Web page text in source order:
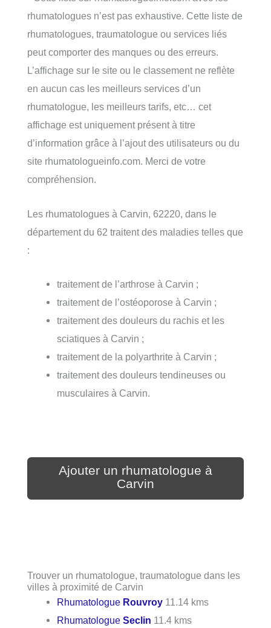
rhumatologues n’est pas exhaustive. Cette liste de
rhumatologues, traumatologue ou services liés
peut comporter des manques ou des erreurs.
L’affichage sur le site ou le classement ne reflète
en aucun cas les meilleurs services d’un
rhumatologue, les meilleurs tarifs, etc… cet
affichage est uniquement présent à titre
d’information grâce à l’ajout des utilisateurs ou du
site rhumatologueinfo.com. Merci de votre
compréhension.
Les rhumatologues à Carvin, 62220, dans le
département du 62 traitent des maladies telles que
:
traitement de l’arthrose à Carvin ;
traitement de l’ostéoporose à Carvin ;
traitement des douleurs du rachis et les
sciatiques à Carvin ;
traitement de la polyarthrite à Carvin ;
traitement des douleurs tendineuses ou
musculaires à Carvin.
Ajouter un rhumatologue à
Carvin
Trouver un rhumatologue, traumatologue dans les
villes à proximité de Carvin
Rhumatologue Rouvroy 11.14 kms
RhumatologueSeclin 11.4 kms